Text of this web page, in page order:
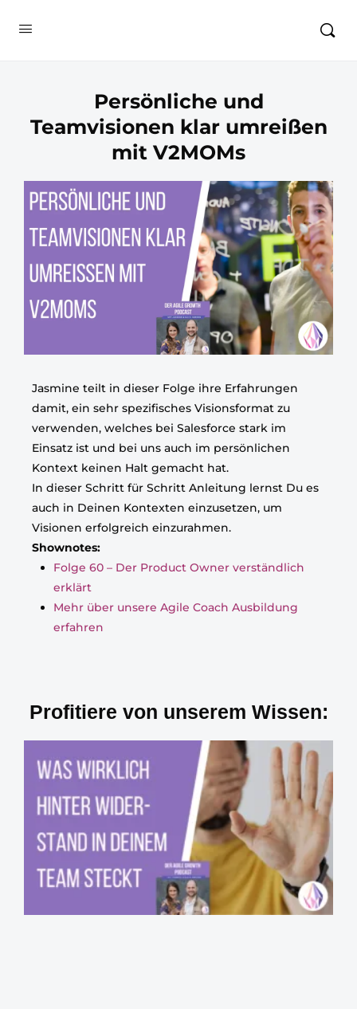
Persönliche und
Teamvisionen klar umreißen
mit V2MOMs
Jasmine teilt in dieser Folge ihre Erfahrungen
damit, ein sehr spezifisches Visionsformat zu
verwenden, welches bei Salesforce stark im
Einsatz ist und bei uns auch im persönlichen
Kontext keinen Halt gemacht hat.
In dieser Schritt für Schritt Anleitung lernst Du es
auch in Deinen Kontexten einzusetzen, um
Visionen erfolgreich einzurahmen.
Shownotes:
Folge 60 – Der Product Owner verständlich
erklärt
Mehr über unsere Agile Coach Ausbildung
erfahren
Profitiere von unserem Wissen: